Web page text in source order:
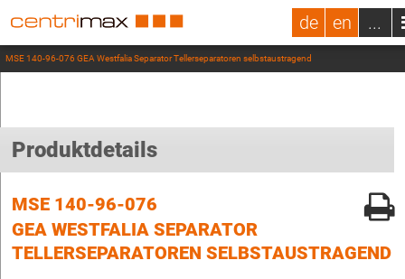
de en ...
MSE 140-96-076 GEA Westfalia Separator Tellerseparatoren selbstaustragend
Produktdetails
MSE 140-96-076
GEA WESTFALIA SEPARATOR
TELLERSEPARATOREN SELBSTAUSTRAGEND